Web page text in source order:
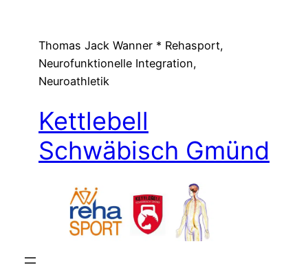
springenThomas Jack Wanner * Rehasport,
Neurofunktionelle Integration,
Neuroathletik
Kettlebell
Schwäbisch Gmünd